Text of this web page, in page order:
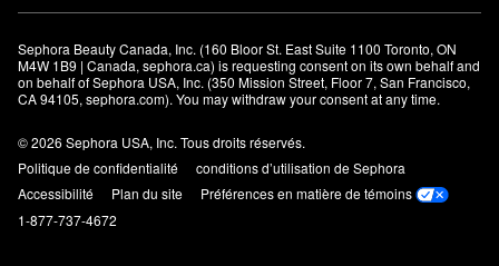
Sephora Beauty Canada, Inc. (160 Bloor St. East Suite 1100 Toronto, ON
M4W 1B9 | Canada, sephora.ca) is requesting consent on its own behalf and
on behalf of Sephora USA, Inc. (350 Mission Street, Floor 7, San Francisco,
CA 94105, sephora.com). You may withdraw your consent at any time.
© 2026 Sephora USA, Inc. Tous droits réservés.
Politique de confidentialité
conditions d’utilisation de Sephora
Accessibilité
Plan du site
Préférences en matière de témoins
1-877-737-4672